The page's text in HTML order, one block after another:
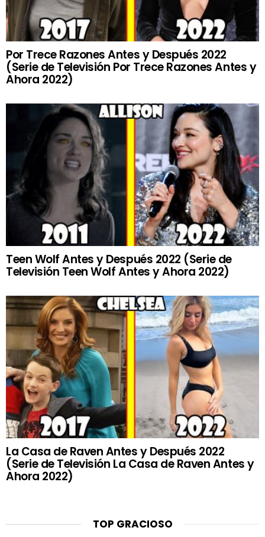
Por Trece Razones Antes y Después 2022
(Serie de Televisión Por Trece Razones Antes y
Ahora 2022)
Teen Wolf Antes y Después 2022 (Serie de
Televisión Teen Wolf Antes y Ahora 2022)
La Casa de Raven Antes y Después 2022
(Serie de Televisión La Casa de Raven Antes y
Ahora 2022)
TOP GRACIOSO